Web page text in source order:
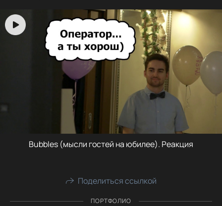
Bubbles (мысли гостей на юбилее). Реакция
Поделиться ссылкой
ПОРТФОЛИО